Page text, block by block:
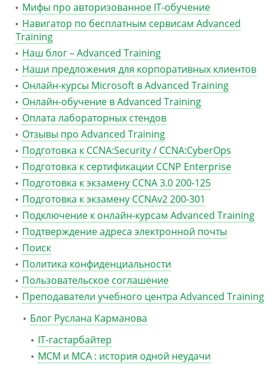
Мифы про авторизованное IT-обучение
Навигатор по бесплатным сервисам Advanced
Training
Наш блог – Advanced Training
Наши предложения для корпоративных клиентов
Онлайн-курсы Microsoft в Advanced Training
Онлайн-обучение в Advanced Training
Оплата лабораторных стендов
Отзывы про Advanced Training
Подготовка к CCNA:Security / CCNA:CyberOps
Подготовка к сертификации CCNP Enterprise
Подготовка к экзамену CCNA 3.0 200-125
Подготовка к экзамену CCNAv2 200-301
Подключение к онлайн-курсам Advanced Training
Подтверждение адреса электронной почты
Поиск
Политика конфиденциальности
Пользовательское соглашение
Преподаватели учебного центра Advanced Training
Блог Руслана Карманова
IT-гастарбайтер
MCM и MCA : история одной неудачи